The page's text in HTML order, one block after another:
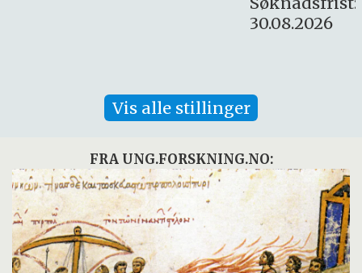
Vis alle stillinger
FRA UNG.FORSKNING.NO: